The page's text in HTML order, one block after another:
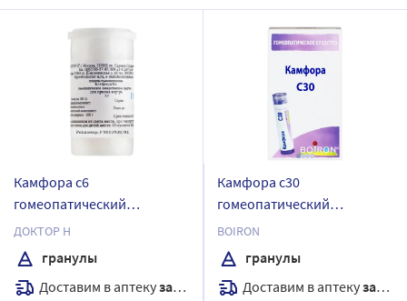
Камфора с6
гомеопатический
монокомпонентный
препарат природного
происхождения 5 гр
гранулы гомеопатические
ДОКТОР Н
гранулы
Доставим в аптекузавтра
Камфора с30
гомеопатический
монокомпонентный
препарат минерально-
химического
происхождения 4 гр
BOIRON
гранулы
Доставим в аптекузавтра